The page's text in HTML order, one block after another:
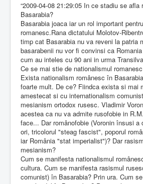
“2009-04-08 21:29:05 In ce stadiu se afla
Basarabia?
Basarabia joaca iar un rol important
romanesc.Rana dictatului Molotov-
timp cat Basarabia nu va reveni la patria
basarabenii nu vor fi convinsi ca
cum au inteles cu 90 ani in urma
Ce se mai stie de nationalismul
Exista nationalism românesc în
foarte mult. De ce? Fiindca exista si mai
amestecat si cu internationalism
mesianism ortodox rusesc. Vladimir
acestea ca nu va admite rusofobie in
face... Dar românofobie (Voronin însusi a
ori, tricolorul "steag fascist", poporul
iar România "stat imperialist")? Dar
mesianism?
Cum se manifesta nationalismul
cultura. Cum se manifesta rasismul
comunist) în Basarabia? Prin ura. Cum